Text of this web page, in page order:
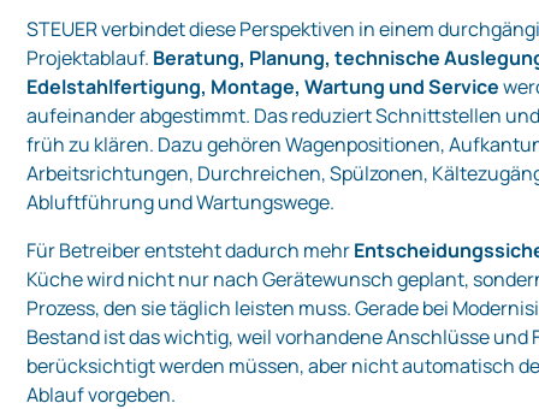
STEUER verbindet diese Perspektiven in einem
Projektablauf. Beratung, Planung, technische
Edelstahlfertigung, Montage, Wartung und Service
aufeinander abgestimmt. Das reduziert Schnittstellen
früh zu klären. Dazu gehören Wagenpositionen,
Arbeitsrichtungen, Durchreichen, Spülzonen,
Abluftführung und Wartungswege.
Für Betreiber entsteht dadurch mehr
Küche wird nicht nur nach Gerätewunsch geplant,
Prozess, den sie täglich leisten muss. Gerade bei
Bestand ist das wichtig, weil vorhandene Anschlüsse und
berücksichtigt werden müssen, aber nicht automatisch
Ablauf vorgeben.